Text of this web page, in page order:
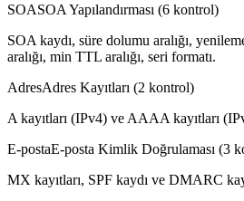
SOASOA Yapılandırması (6 kontrol)
SOA kaydı, süre dolumu aralığı,
aralığı, min TTL aralığı, seri formatı.
AdresAdres Kayıtları (2 kontrol)
A kayıtları (IPv4) ve AAAA kayıtları
E-postaE-posta Kimlik Doğrulaması (3
MX kayıtları, SPF kaydı ve DMARC